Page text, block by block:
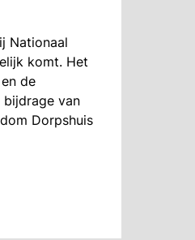
Nationaal
komt. Het
de
bijdrage van
Dorpshuis